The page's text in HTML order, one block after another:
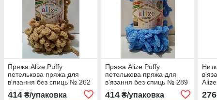
Пряжа Alize Puffy
петелькова пряжа для
в'язання без спиць № 262
414 ₴/упаковка
Пряжа Alize Puffy
петелькова пряжа для
в'язання без спиць № 289
414₴/упаковка 276